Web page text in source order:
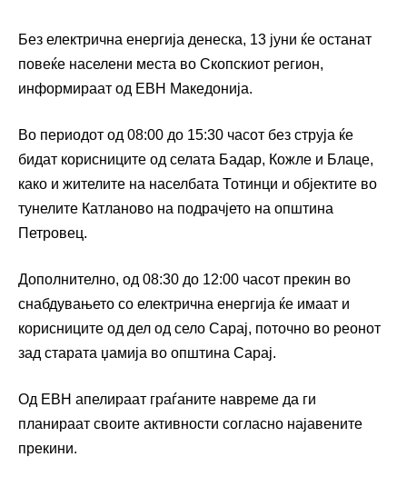
Без електрична енергија денеска, 13 јуни ќе останат
повеќе населени места во Скопскиот регион,
информираат од ЕВН Македонија.
Во периодот од 08:00 до 15:30 часот без струја ќе
бидат корисниците од селата Бадар, Кожле и Блаце,
како и жителите на населбата Тотинци и објектите во
тунелите Катланово на подрачјето на општина
Петровец.
Дополнително, од 08:30 до 12:00 часот прекин во
снабдувањето со електрична енергија ќе имаат и
корисниците од дел од село Сарај, поточно во реонот
зад старата џамија во општина Сарај.
Од ЕВН апелираат граѓаните навреме да ги
планираат своите активности согласно најавените
прекини.